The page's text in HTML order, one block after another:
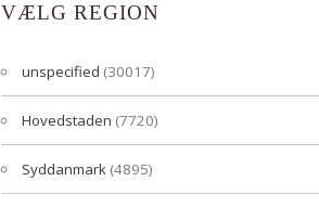
VÆLG REGION
unspecified (30017)
Hovedstaden (7720)
Syddanmark (4895)